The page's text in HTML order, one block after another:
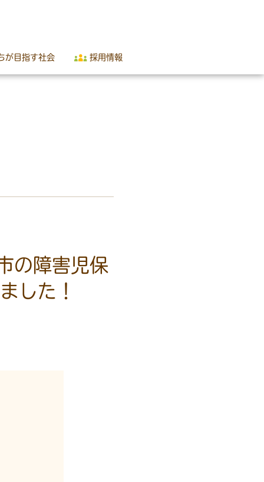
が目指す社会 採用情報
の障害児保
した！